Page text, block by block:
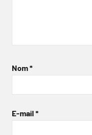
Nom*
E-mail *